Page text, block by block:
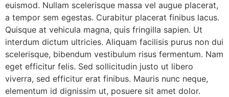
euismod. Nullam scelerisque massa vel augue placerat,
a tempor sem egestas. Curabitur placerat finibus lacus.
Quisque at vehicula magna, quis fringilla sapien. Ut
interdum dictum ultricies. Aliquam facilisis purus non dui
scelerisque, bibendum vestibulum risus fermentum. Nam
eget efficitur felis. Sed sollicitudin justo ut libero
viverra, sed efficitur erat finibus. Mauris nunc neque,
elementum id dignissim ut, posuere sit amet dolor.